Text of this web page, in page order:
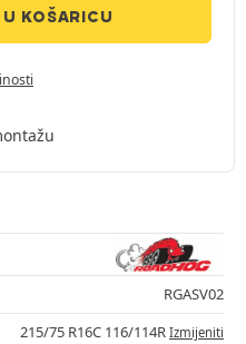
KOŠARICU
RGASV02
215/75 R16C 116/114R Izmijeniti